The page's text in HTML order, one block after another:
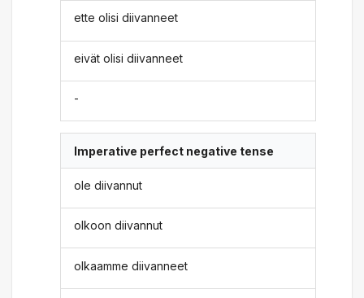
ette olisi diivanneet
eivät olisi diivanneet
-
Imperative perfect negative tense
ole diivannut
olkoon diivannut
olkaamme diivanneet